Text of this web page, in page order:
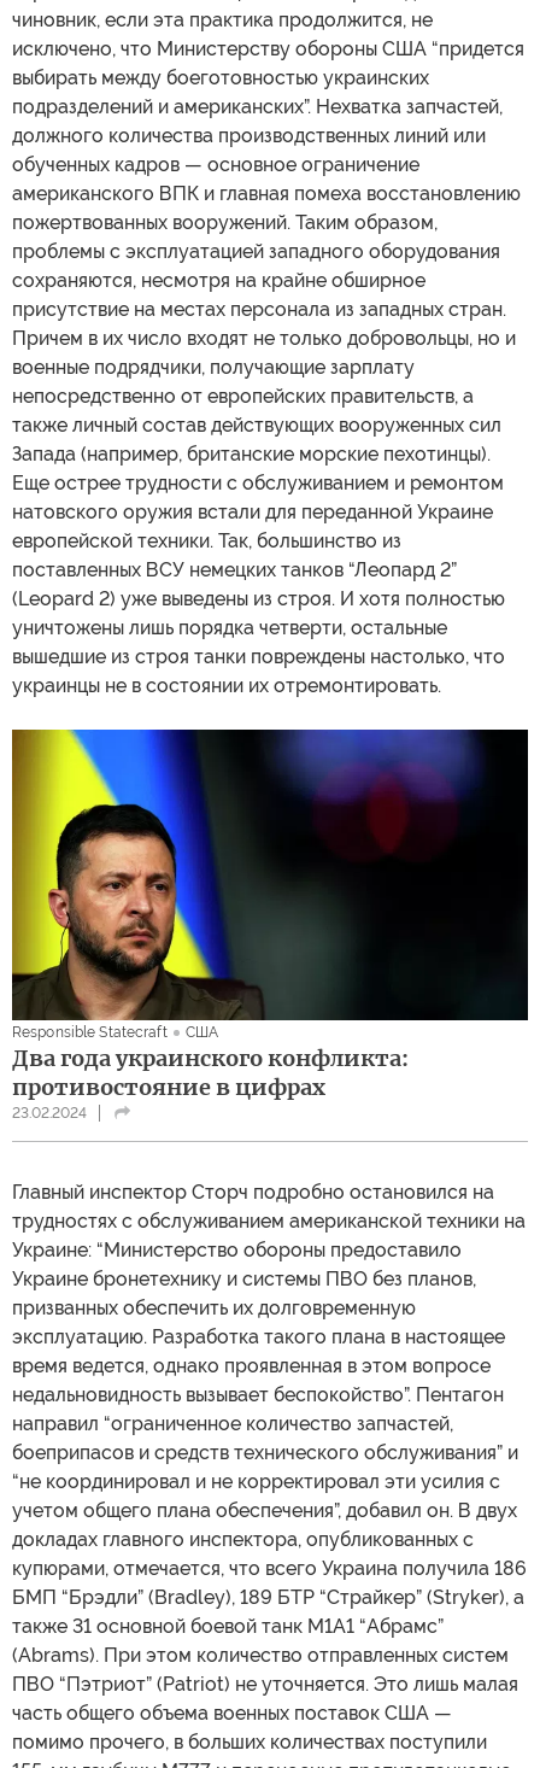
чиновник, если эта практика продолжится, не
исключено, что Министерству обороны США “придется
выбирать между боеготовностью украинских
подразделений и американских”. Нехватка запчастей,
должного количества производственных линий или
обученных кадров — основное ограничение
американского ВПК и главная помеха восстановлению
пожертвованных вооружений. Таким образом,
проблемы с эксплуатацией западного оборудования
сохраняются, несмотря на крайне обширное
присутствие на местах персонала из западных стран.
Причем в их число входят не только добровольцы, но и
военные подрядчики, получающие зарплату
непосредственно от европейских правительств, а
также личный состав действующих вооруженных сил
Запада (например, британские морские пехотинцы).
Еще острее трудности с обслуживанием и ремонтом
натовского оружия встали для переданной Украине
европейской техники. Так, большинство из
поставленных ВСУ немецких танков “Леопард 2”
(Leopard 2) уже выведены из строя. И хотя полностью
уничтожены лишь порядка четверти, остальные
вышедшие из строя танки повреждены настолько, что
украинцы не в состоянии их отремонтировать.
Responsible Statecraft США
Два года украинского конфликта:
противостояние в цифрах
23.02.2024
Главный инспектор Сторч подробно остановился на
трудностях с обслуживанием американской техники на
Украине: “Министерство обороны предоставило
Украине бронетехнику и системы ПВО без планов,
призванных обеспечить их долговременную
эксплуатацию. Разработка такого плана в настоящее
время ведется, однако проявленная в этом вопросе
недальновидность вызывает беспокойство”. Пентагон
направил “ограниченное количество запчастей,
боеприпасов и средств технического обслуживания” и
“не координировал и не корректировал эти усилия с
учетом общего плана обеспечения”, добавил он. В двух
докладах главного инспектора, опубликованных с
купюрами, отмечается, что всего Украина получила 186
БМП “Брэдли” (Bradley), 189 БТР “Страйкер” (Stryker), а
также 31 основной боевой танк M1A1 “Абрамс”
(Abrams). При этом количество отправленных систем
ПВО “Пэтриот” (Patriot) не уточняется. Это лишь малая
часть общего объема военных поставок США —
помимо прочего, в больших количествах поступили